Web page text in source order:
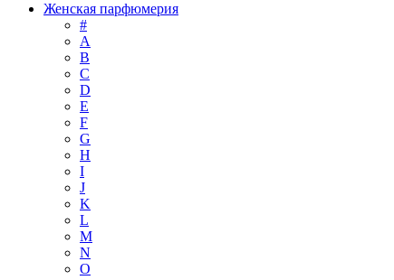
Женская парфюмерия
#
А
B
C
D
E
F
G
H
I
J
K
L
M
N
O